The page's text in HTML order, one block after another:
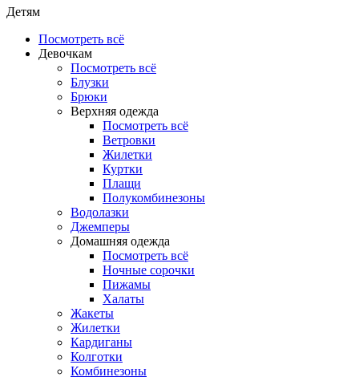
Детям
Посмотреть всё
Девочкам
Посмотреть всё
Блузки
Брюки
Верхняя одежда
Посмотреть всё
Ветровки
Жилетки
Куртки
Плащи
Полукомбинезоны
Водолазки
Джемперы
Домашняя одежда
Посмотреть всё
Ночные сорочки
Пижамы
Халаты
Жакеты
Жилетки
Кардиганы
Колготки
Комбинезоны